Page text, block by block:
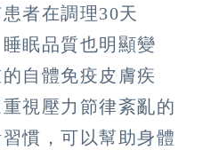
者在調理30天
眠品質也明顯變
自體免疫皮膚疾
視壓力節律紊亂的
慣，可以幫助身體